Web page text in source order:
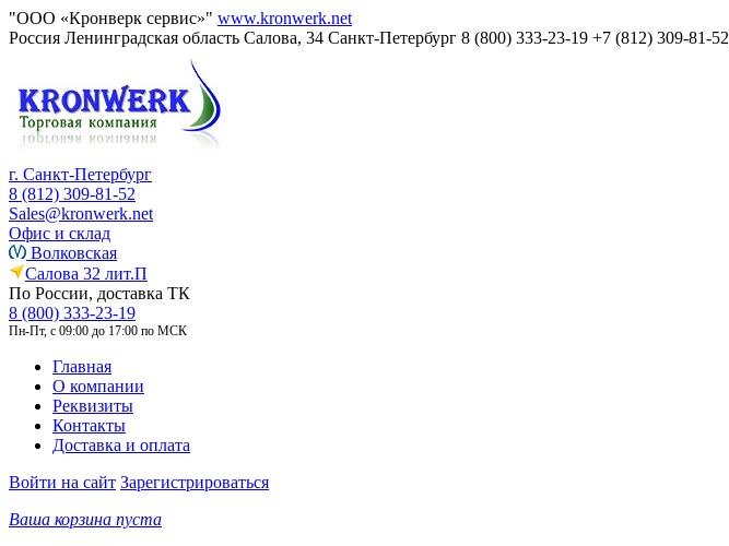
"ООО «Кронверк сервис»" www.kronwerk.net
Россия Ленинградская область Салова, 34 Санкт-Петербург 8 (800) 333-23-19 +7 (812) 309-81-52
г. Санкт-Петербург
8 (812) 309-81-52
Sales@kronwerk.net
Офис и склад
Волковская
Салова 32 лит.П
По России, доставка ТК
8 (800) 333-23-19
Пн-Пт, с 09:00 до 17:00 по МСК
Главная
О компании
Реквизиты
Контакты
Доставка и оплата
Войти на сайт Зарегистрироваться
Ваша корзина пуста